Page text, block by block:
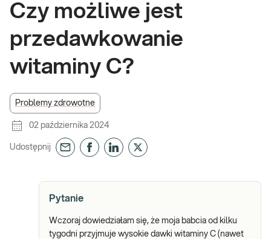
Czy możliwe jest
przedawkowanie
witaminy C?
Problemy zdrowotne
02 października 2024
Udostępnij
Pytanie
Wczoraj dowiedziałam się, że moja babcia od kilku
tygodni przyjmuje wysokie dawki witaminy C (nawet